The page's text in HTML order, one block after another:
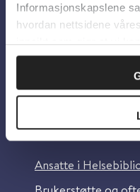
Informasjonskapslene
hvordan nettsidene
innsikt som gjør at vi
Information in
Ansatte i